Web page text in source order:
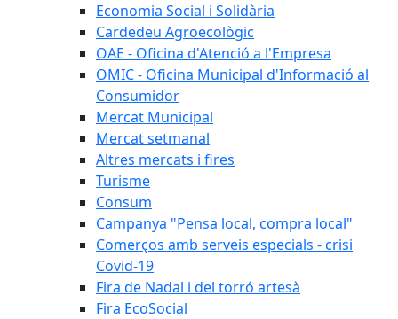
Economia Social i Solidària
Cardedeu Agroecològic
OAE - Oficina d'Atenció a l'Empresa
OMIC - Oficina Municipal d'Informació al
Consumidor
Mercat Municipal
Mercat setmanal
Altres mercats i fires
Turisme
Consum
Campanya "Pensa local, compra local"
Comerços amb serveis especials - crisi
Covid-19
Fira de Nadal i del torró artesà
Fira EcoSocial